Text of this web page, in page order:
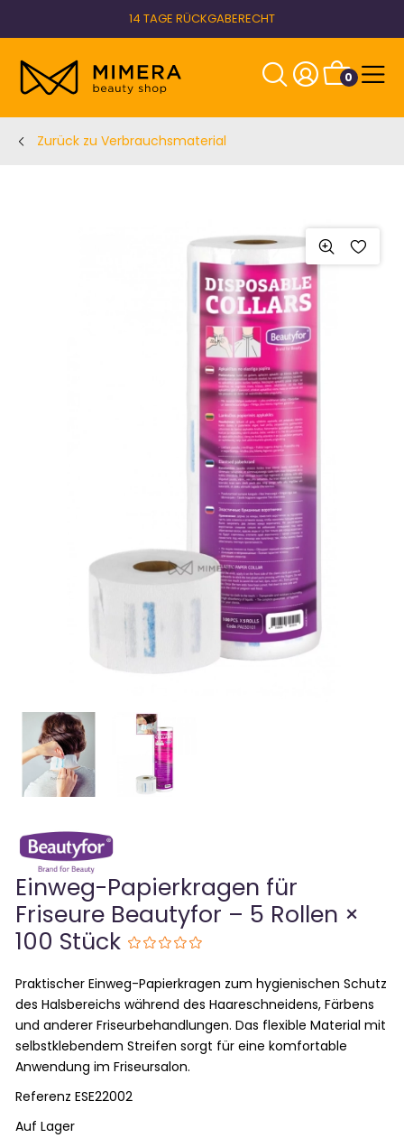
14 TAGE RÜCKGABERECHT
0
Zurück zu Verbrauchsmaterial
Einweg-Papierkragen für
Friseure Beautyfor – 5 Rollen ×
100 Stück
Praktischer Einweg-Papierkragen zum hygienischen Schutz
des Halsbereichs während des Haare­schneidens, Färbens
und anderer Friseurbehandlungen. Das flexible Material mit
selbstklebendem Streifen sorgt für eine komfortable
Anwendung im Friseursalon.
ReferenzESE22002
Auf Lager